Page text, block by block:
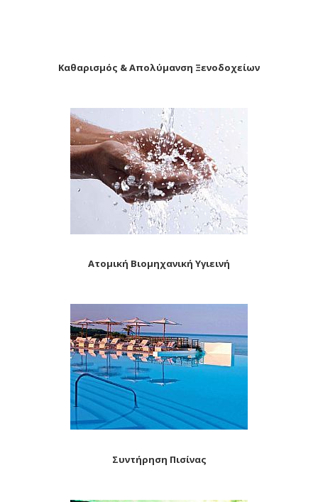
Καθαρισμός & Απολύμανση Ξενοδοχείων
Ατομική Βιομηχανική Υγιεινή
Συντήρηση Πισίνας